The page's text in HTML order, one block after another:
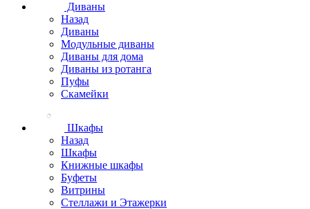
Диваны
Назад
Диваны
Модульные диваны
Диваны для дома
Диваны из ротанга
Пуфы
Скамейки
Шкафы
Назад
Шкафы
Книжные шкафы
Буфеты
Витрины
Стеллажи и Этажерки